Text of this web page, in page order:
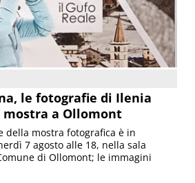
le fotografie di Ilenia
mostra a Ollomont
della mostra fotografica è in
7 agosto alle 18, nella sala
di Ollomont; le immagini